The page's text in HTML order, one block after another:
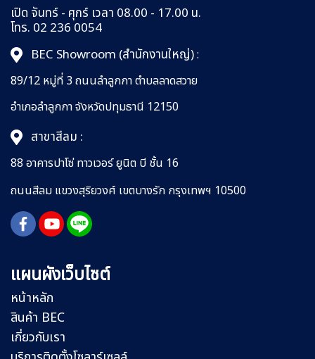
เปิด จันทร์ - ศุกร์ เวลา 08.00 - 17.00 น.
โทร. 02 236 0054
BEC Showroom (สำนักงานใหญ่):
89/12 หมู่ที่ 3 ถนนลำลูกกาตำบลลาดสวาย
อำเภอลำลูกกาจังหวัดปทุมธานี 12150
สาขาสีลม :
88 อาคารปาโซ่ ทาวเวอร์ ยูนิต บี ชั้น 16
ถนนสีลม แขวงสุริยวงศ์ เขตบางรัก กรุงเทพฯ 10500
แผนผังเว็บไซต์
หน้าหลัก
สินค้า BEC
เกี่ยวกับเรา